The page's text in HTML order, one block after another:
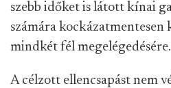
szebb időket is látott kínai
számára
mindkét fél megelégedésére.
A célzott ellencsapást nem